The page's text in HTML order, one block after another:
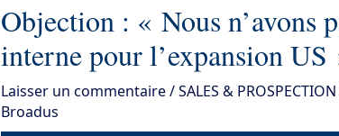
Objection : « Nous n’avons
interne pour l’expansion US
Laisser un commentaire/SALES &
Broadus